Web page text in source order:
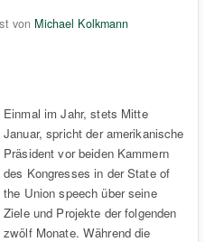
von Michael Kolkmann
Einmal im Jahr, stets Mitte
Januar, spricht der amerikanische
Präsident vor beiden Kammern
des Kongresses in der State of
the Union speech über seine
Ziele und Projekte der folgenden
zwölf Monate. Während die